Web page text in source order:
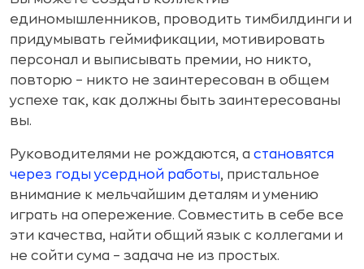
единомышленников, проводить тимбилдинги и
придумывать геймификации, мотивировать
персонал и выписывать премии, но никто,
повторю – никто не заинтересован в общем
успехе так, как должны быть заинтересованы
вы.
Руководителями не рождаются, а становятся
через годы усердной работы, пристальное
внимание к мельчайшим деталям и умению
играть на опережение. Совместить в себе все
эти качества, найти общий язык с коллегами и
не сойти сума – задача не из простых.